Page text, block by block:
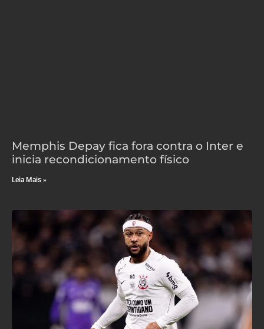
Memphis Depay fica fora contra o Inter e
inicia recondicionamento físico
Leia Mais »